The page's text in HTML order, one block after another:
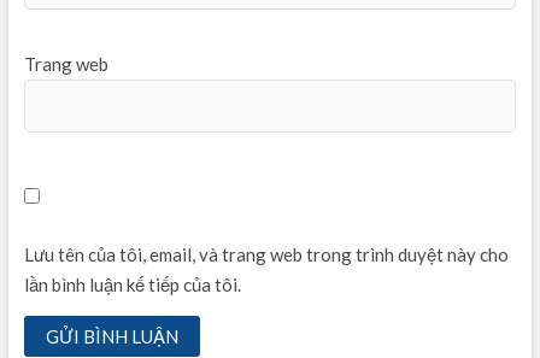
Trang web
Lưu tên của tôi, email, và trang web trong trình duyệt này cho
lần bình luận kế tiếp của tôi.